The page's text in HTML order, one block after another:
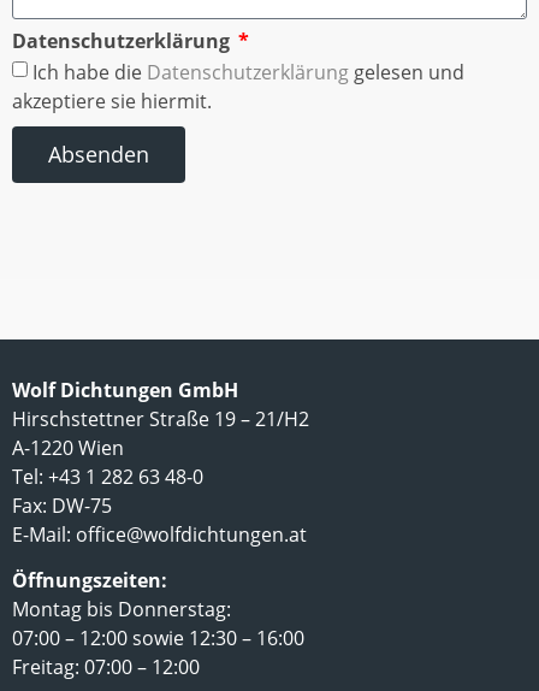
Datenschutzerklärung
Ich habe die Datenschutzerklärung gelesen und
akzeptiere sie hiermit.
Absenden
Wolf Dichtungen GmbH
Hirschstettner Straße 19 – 21/H2
A-1220 Wien
Tel: +43 1 282 63 48-0
Fax: DW-75
E-Mail: office@wolfdichtungen.at
Öffnungszeiten:
Montag bis Donnerstag:
07:00 – 12:00 sowie 12:30 – 16:00
Freitag: 07:00 – 12:00